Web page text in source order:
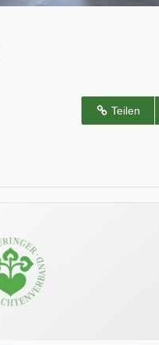
Teilen